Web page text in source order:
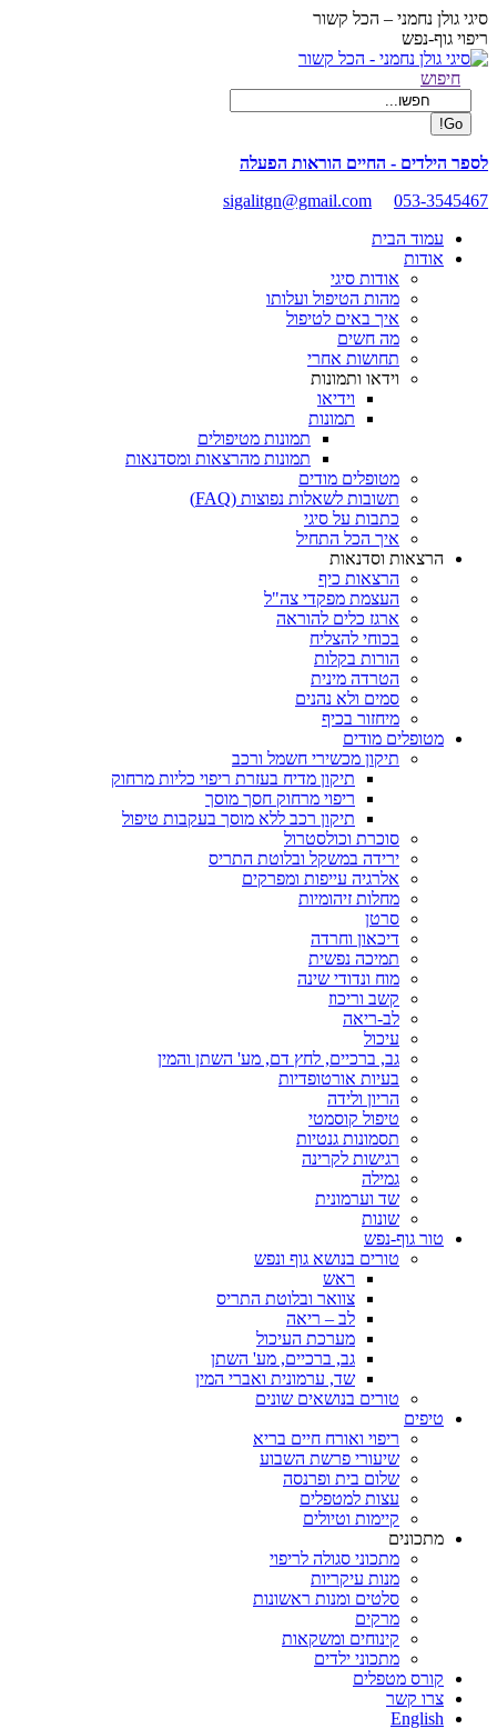
Skip
to
content
סיגי גולן נחמני – הכל קשור
ריפוי גוף-נפש
Facebook
opens
new
window
Search:
חיפוש
לספר הילדים - החיים הוראות הפעלה
sigalitgn@gmail.com
053-3545467
עמוד הבית
אודות
אודות סיגי
מהות הטיפול ועלותו
איך באים לטיפול
מה חשים
תחושות אחרי
וידאו ותמונות
וידיאו
תמונות
תמונות מטיפולים
תמונות מהרצאות ומסדנאות
מטופלים מודים
תשובות לשאלות נפוצות (FAQ)
כתבות על סיגי
איך הכל התחיל
הרצאות וסדנאות
הרצאות כיף
העצמת מפקדי צה"ל
ארגז כלים להוראה
בכוחי להצליח
הורות בקלות
הטרדה מינית
סמים ולא נהנים
מיחזור בכיף
מטופלים מודים
תיקון מכשירי חשמל ורכב
תיקון מדיח בעזרת ריפוי כליות מרחוק
ריפוי מרחוק חסך מוסך
תיקון רכב ללא מוסך בעקבות טיפול
סוכרת וכולסטרול
ירידה במשקל ובלוטת התריס
אלרגיה עייפות ומפרקים
מחלות זיהומיות
סרטן
דיכאון וחרדה
תמיכה נפשית
מוח ונדודי שינה
קשב וריכוז
לב-ריאה
עיכול
גב, ברכיים, לחץ דם, מע' השתן והמין
בעיות אורטופדיות
הריון ולידה
טיפול קוסמטי
תסמונות גנטיות
רגישות לקרינה
גמילה
שד וערמונית
שונות
טור גוף-נפש
טורים בנושא גוף ונפש
ראש
צוואר ובלוטת התריס
לב – ריאה
מערכת העיכול
גב, ברכיים, מע' השתן
שד, ערמונית ואברי המין
טורים בנושאים שונים
טיפים
ריפוי ואורח חיים בריא
שיעורי פרשת השבוע
שלום בית ופרנסה
עצות למטפלים
קיימות וטיולים
מתכונים
מתכוני סגולה לריפוי
מנות עיקריות
סלטים ומנות ראשונות
מרקים
קינוחים ומשקאות
מתכוני ילדים
קורס מטפלים
צרו קשר
English